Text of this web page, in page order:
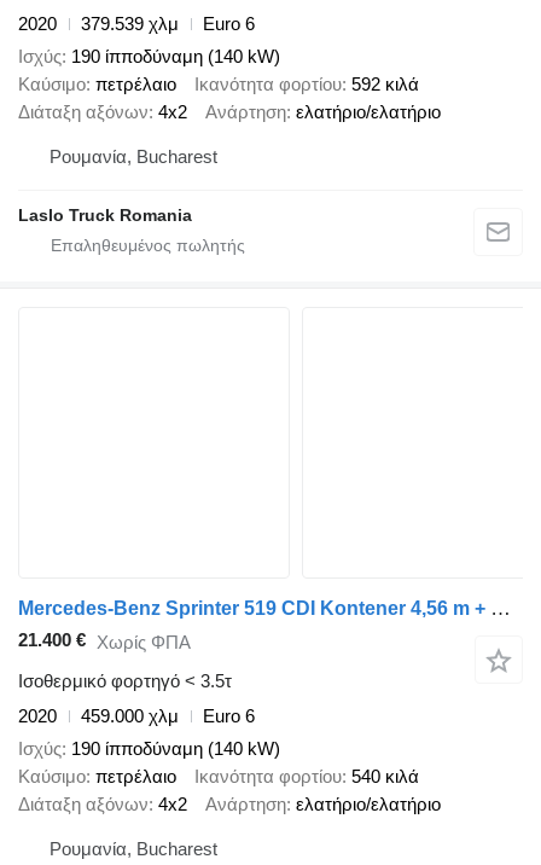
2020
379.539 χλμ
Euro 6
Ισχύς 190 ίπποδύναμη (140 kW)
Καύσιμο πετρέλαιο Ικανότητα φορτίου 592 κιλά
Διάταξη αξόνων 4x2 Ανάρτηση ελατήριο/ελατήριο
Ρουμανία, Bucharest
Laslo Truck Romania
Mercedes-Benz Sprinter 519 CDI Kontener 4,56 m + Drzwi Bliźniaki Automat Salon
21.400 € Χωρίς ΦΠΑ
Ισοθερμικό φορτηγό < 3.5τ
2020
459.000 χλμ
Euro 6
Ισχύς 190 ίπποδύναμη (140 kW)
Καύσιμο πετρέλαιο Ικανότητα φορτίου 540 κιλά
Διάταξη αξόνων 4x2 Ανάρτηση ελατήριο/ελατήριο
Ρουμανία, Bucharest